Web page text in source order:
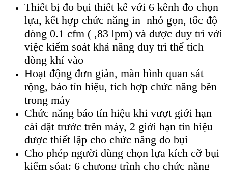
Thiết bị đo bụi thiết kế với 6 kênh đo chọn
lựa, kết hợp chức năng in nhỏ gọn, tốc độ
dòng 0.1 cfm ( ,83 lpm) và được duy trì với
việc kiểm soát khả năng duy trì thể tích
dòng khí vào
Hoạt động đơn giản, màn hình quan sát
rộng, báo tín hiệu, tích hợp chức năng bên
trong máy
Chức năng báo tín hiệu khi vượt giới hạn
cài đặt trước trên máy, 2 giới hạn tín hiệu
được thiết lập cho chức năng đo bụi
Cho phép người dùng chọn lựa kích cỡ bụi
kiểm sóat: 6 chưong trình cho chức năng